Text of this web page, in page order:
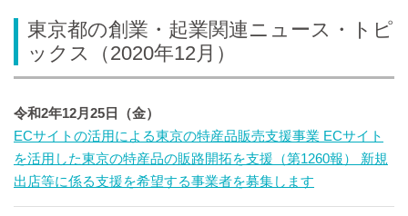
東京都の創業・起業関連ニュース・トピ
ックス（2020年12月）
令和2年12月25日（金）
ECサイトの活用による東京の特産品販売支援事業 ECサイト
を活用した東京の特産品の販路開拓を支援（第1260報） 新規
出店等に係る支援を希望する事業者を募集します